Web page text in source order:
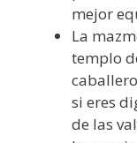
mejor
La
templo
si eres
de las